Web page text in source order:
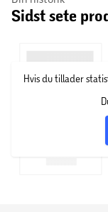
Sidst sete
Hvis du tillader